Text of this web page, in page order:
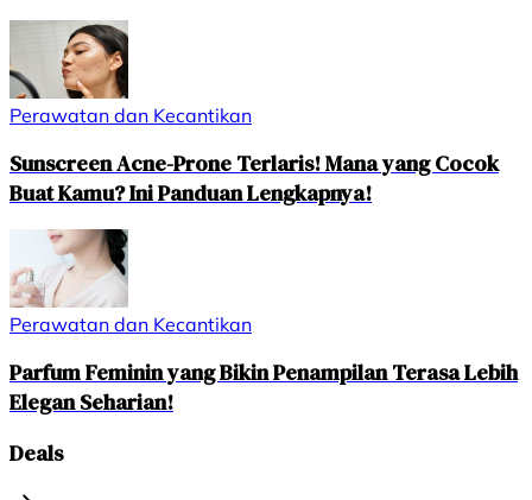
Perawatan dan Kecantikan
Sunscreen Acne-Prone Terlaris! Mana yang Cocok
Buat Kamu? Ini Panduan Lengkapnya!
Perawatan dan Kecantikan
Parfum Feminin yang Bikin Penampilan Terasa Lebih
Elegan Seharian!
Deals